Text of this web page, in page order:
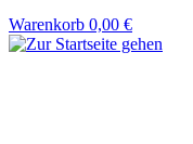
Warenkorb 0,00 €